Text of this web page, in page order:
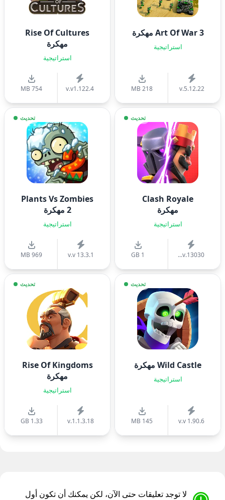
Art Of War 3 مهكرة
استراتيجية
v.5.12.22
218 MB
Rise Of Cultures
مهكرة
استراتيجية
v.v1.122.4
754 MB
تحديث
Clash Royale
مهكرة
استراتيجية
v.13030...
1 GB
تحديث
Plants Vs Zombies
2 مهكرة
استراتيجية
v.v 13.3.1
969 MB
تحديث
Wild Castle مهكرة
استراتيجية
v.v 1.90.6
145 MB
تحديث
Rise Of Kingdoms
مهكرة
استراتيجية
v.1.1.3.18
1.33 GB
لا توجد تعليقات حتى الآن، لكن يمكنك أن تكون أول